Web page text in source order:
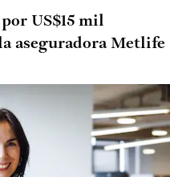
US$15 mil
aseguradora Metlife